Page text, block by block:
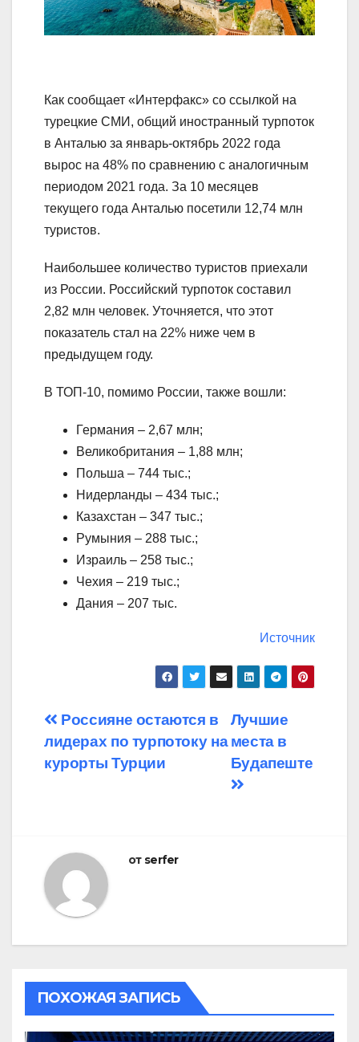
Как сообщает «Интерфакс» со ссылкой на
турецкие СМИ, общий иностранный турпоток
в Анталью за январь-октябрь 2022 года
вырос на 48% по сравнению с аналогичным
периодом 2021 года. За 10 месяцев
текущего года Анталью посетили 12,74 млн
туристов.
Наибольшее количество туристов приехали
из России. Российский турпоток составил
2,82 млн человек. Уточняется, что этот
показатель стал на 22% ниже чем в
предыдущем году.
В ТОП-10, помимо России, также вошли:
Германия – 2,67 млн;
Великобритания – 1,88 млн;
Польша – 744 тыс.;
Нидерланды – 434 тыс.;
Казахстан – 347 тыс.;
Румыния – 288 тыс.;
Израиль – 258 тыс.;
Чехия – 219 тыс.;
Дания – 207 тыс.
Источник
Навигация
по
Лучшие
места в
Будапеште
Россияне остаются в
лидерах по турпотоку на
курорты Турции
от serfer
ПОХОЖАЯ ЗАПИСЬ